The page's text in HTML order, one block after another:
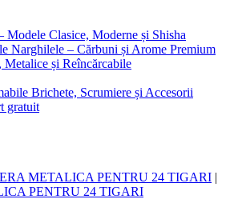
Modele Clasice, Moderne și Shisha
Narghilele – Cărbuni și Arome Premium
și Reîncărcabile
Brichete, Scrumiere și Accesorii
gratuit
METALICA PENTRU 24 TIGARI |
PENTRU 24 TIGARI